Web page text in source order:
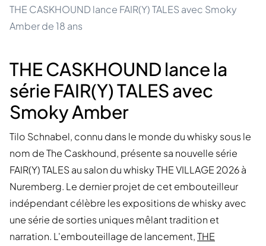
THE CASKHOUND lance FAIR(Y) TALES avec Smoky
Amber de 18 ans
THE CASKHOUND lance la
série FAIR(Y) TALES avec
Smoky Amber
Tilo Schnabel, connu dans le monde du whisky sous le
nom de The Caskhound, présente sa nouvelle série
FAIR(Y) TALES au salon du whisky THE VILLAGE 2026 à
Nuremberg. Le dernier projet de cet embouteilleur
indépendant célèbre les expositions de whisky avec
une série de sorties uniques mêlant tradition et
narration. L'embouteillage de lancement,THE